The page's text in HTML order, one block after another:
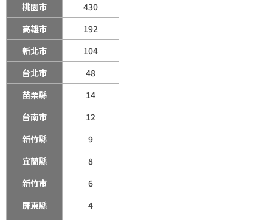
桃園市
430
高雄市
192
新北市
104
台北市
48
苗栗縣
14
台南市
12
新竹縣
9
宜蘭縣
8
新竹市
6
屏東縣
4